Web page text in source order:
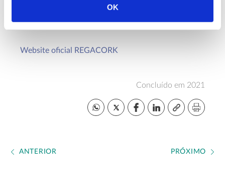
OK
Mais informação disponível em
Website oficial REGACORK
Concluído em 2021
ANTERIOR PRÓXIMO